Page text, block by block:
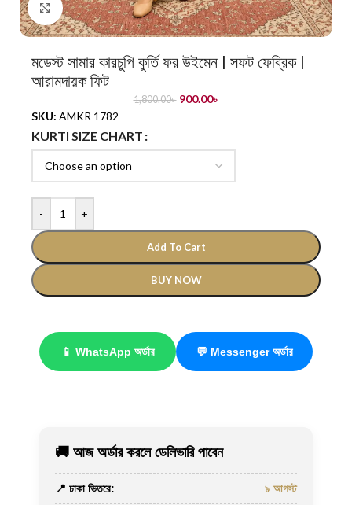
Click to enlarge
মডেস্ট সামার কারচুপি কুর্তি ফর উইমেন | সফট ফেব্রিক |
আরামদায়ক ফিট
1,800.00৳ 900.00৳
SKU: AMKR 1782
KURTI SIZE CHART
- +
Add To Cart
BUY NOW
📱 WhatsApp অর্ডার 💬 Messenger অর্ডার
🚚 আজ অর্ডার করলে ডেলিভারি পাবেন
📍 ঢাকা ভিতরে: ৯ আগস্ট